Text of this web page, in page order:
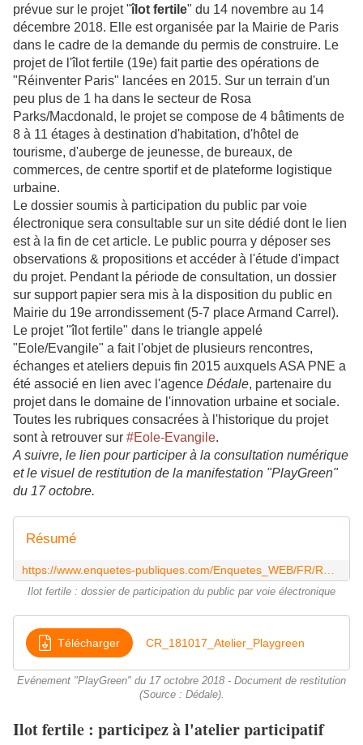
prévue sur le projet "îlot fertile" du 14 novembre au 14
décembre 2018. Elle est organisée par la Mairie de Paris
dans le cadre de la demande du permis de construire. Le
projet de l'îlot fertile (19e) fait partie des opérations de
"Réinventer Paris" lancées en 2015. Sur un terrain d'un
peu plus de 1 ha dans le secteur de Rosa
Parks/Macdonald, le projet se compose de 4 bâtiments de
8 à 11 étages à destination d'habitation, d'hôtel de
tourisme, d'auberge de jeunesse, de bureaux, de
commerces, de centre sportif et de plateforme logistique
urbaine.
Le dossier soumis à participation du public par voie
électronique sera consultable sur un site dédié dont le lien
est à la fin de cet article. Le public pourra y déposer ses
observations & propositions et accéder à l'étude d'impact
du projet. Pendant la période de consultation, un dossier
sur support papier sera mis à la disposition du public en
Mairie du 19e arrondissement (5-7 place Armand Carrel).
Le projet "îlot fertile" dans le triangle appelé
"Eole/Evangile" a fait l'objet de plusieurs rencontres,
échanges et ateliers depuis fin 2015 auxquels ASA PNE a
été associé en lien avec l'agence Dédale, partenaire du
projet dans le domaine de l'innovation urbaine et sociale.
Toutes les rubriques consacrées à l'historique du projet
sont à retrouver sur #Eole-Evangile.
A suivre, le lien pour participer à la consultation numérique
et le visuel de restitution de la manifestation "PlayGreen"
du 17 octobre.
Résumé
Ilot fertile : dossier de participation du public par voie électronique
Télécharger CR_181017_Atelier_Playgreen
Evénement "PlayGreen" du 17 octobre 2018 - Document de restitution
(Source : Dédale).
Ilot fertile : participez à l'atelier participatif